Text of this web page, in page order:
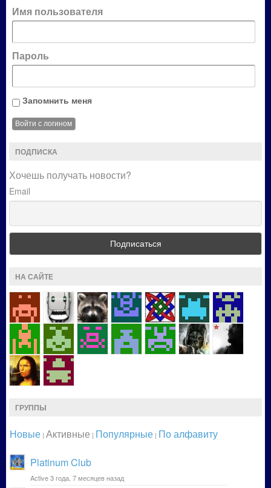
Имя пользователя
Пароль
Запомнить меня
ПОДПИСКА
Хочешь получать новости?
Email
НА САЙТЕ
ГРУППЫ
Новые | Активные | Популярные | По алфавиту
Platinum Club
Active 3 года, 7 месяцев назад